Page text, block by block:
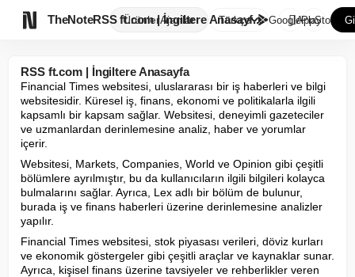
TheNote ÜrünlerAjanlar
RSS ft.com | İngiltere Anasayf...
Türkçe GooglePlay
AppStore
RSS ft.com | İngiltere Anasayfa
Financial Times websitesi, uluslararası bir iş haberleri ve bilgi
websitesidir. Küresel iş, finans, ekonomi ve politikalarla ilgili
kapsamlı bir kapsam sağlar. Websitesi, deneyimli gazeteciler
ve uzmanlardan derinlemesine analiz, haber ve yorumlar
içerir.
Websitesi, Markets, Companies, World ve Opinion gibi çeşitli
bölümlere ayrılmıştır, bu da kullanıcıların ilgili bilgileri kolayca
bulmalarını sağlar. Ayrıca, Lex adlı bir bölüm de bulunur,
burada iş ve finans haberleri üzerine derinlemesine analizler
yapılır.
Financial Times websitesi, stok piyasası verileri, döviz kurları
ve ekonomik göstergeler gibi çeşitli araçlar ve kaynaklar sunar.
Ayrıca, kişisel finans üzerine tavsiyeler ve rehberlikler veren